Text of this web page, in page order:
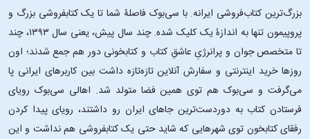
بزرگ‌ترین کتاب‌فروشی ایرانه. با سی‌بوک فاصلۀ شما تا یک کتابفروشی بزرگ و
پروپیمون تنها به اندازۀ یک کلیک شده. چند سال پیش، یعنی سال ۱۳۹۳، چند
تا متخصص جوان و پرانرژیِ عاشقِ کتاب و کتابخونی دور هم جمع شدند؛ اون‌
روزها خرید اینترنتی و سفارش آنلاین تازه‌تازه داشت بین کاربرهای ایرانی پا
می‌گرفت و سی‌بوک هم توی همین فضا متولد شد. اهالی سی‌بوک رویای
فرستادن کتاب به دوردست‌ترین جاهای ایران رو داشتند، رویای پیدا کردن
رفقای کتابخون توی شهرهایی که شاید حتی یک کتابفروشی هم نداشت و این